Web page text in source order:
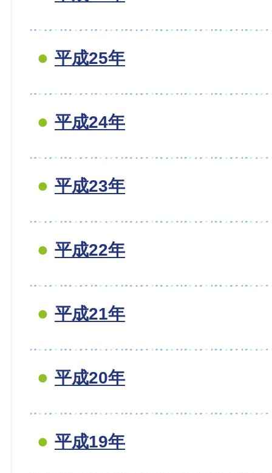
平成25年
平成24年
平成23年
平成22年
平成21年
平成20年
平成19年